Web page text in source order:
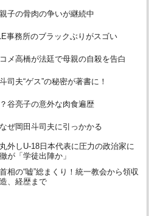
子の骨肉の争いが継続中
事務所のブラックぶりがスゴい
メ高橋が法廷で母親の自殺を告白
司夫“ゲス”の秘密が著書に！
谷亮子の意外な肉食遍歴
ぜ岡田斗司夫に引っかかる
外しU-18日本代表に圧力の政治家に
が「学徒出陣か」
相の“嘘”総まくり！統一教会から領収
、経歴まで